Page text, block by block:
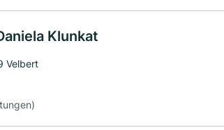
Klunkat
Velbert